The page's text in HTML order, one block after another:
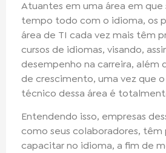
Atuantes em uma área em que
tempo todo com o idioma, os
área de TI cada vez mais têm
cursos de idiomas, visando,
desempenho na carreira, além
de crescimento, uma vez que
técnico dessa área é
Entendendo isso, empresas
como seus colaboradores, têm
capacitar no idioma, a fim de